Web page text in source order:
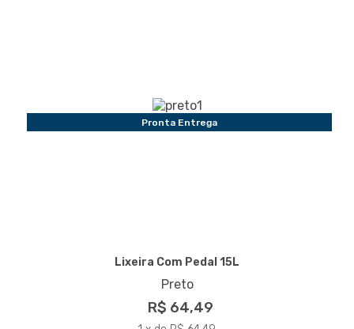
Pronta Entrega
Lixeira Com Pedal 15L
Preto
R$ 64,49